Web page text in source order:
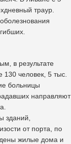
траур.
в результате
130 человек, 5 тыс.
больницы
направляют
зданий,
от порта, по
жилые дома и